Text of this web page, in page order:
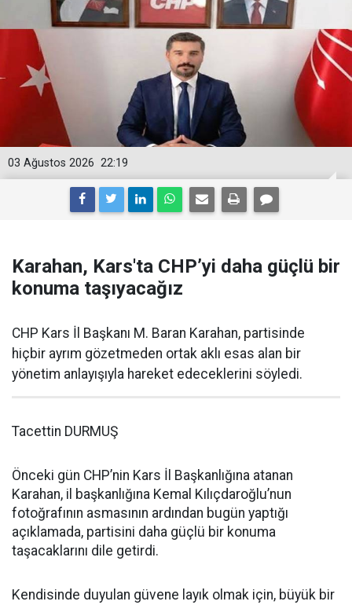
22:19
03 Ağustos 2026
Karahan, Kars'ta CHP’yi daha güçlü bir
konuma taşıyacağız
CHP Kars İl Başkanı M. Baran Karahan, partisinde
hiçbir ayrım gözetmeden ortak aklı esas alan bir
yönetim anlayışıyla hareket edeceklerini söyledi.
Tacettin DURMUŞ
Önceki gün CHP’nin Kars İl Başkanlığına atanan
Karahan, il başkanlığına Kemal Kılıçdaroğlu’nun
fotoğrafının asmasının ardından bugün yaptığı
açıklamada, partisini daha güçlü bir konuma
taşacaklarını dile getirdi.
Kendisinde duyulan güvene layık olmak için, büyük bir